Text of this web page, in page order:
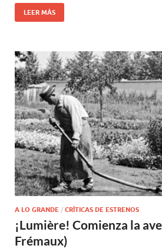
LEER MÁS
A LO GRANDE / CRÍTICAS DE ESTRENOS
¡Lumière! Comienza la
Frémaux)